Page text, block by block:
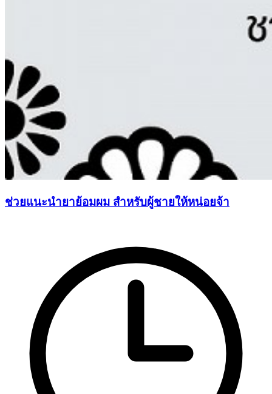
ช่วยแนะนำยาย้อมผม สำหรับผู้ชายให้หน่อยจ้า